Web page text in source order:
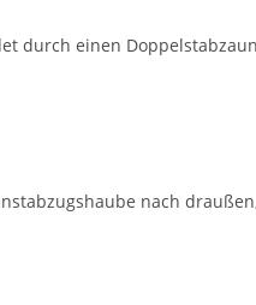
durch einen Doppelstabzaun
nach